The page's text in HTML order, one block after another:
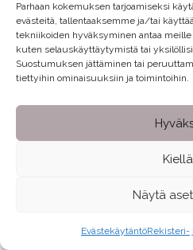
Parhaan kokemuksen tarjoamiseksi
evästeitä, tallentaaksemme ja/tai
tekniikoiden hyväksyminen antaa
kuten selauskäyttäytymistä tai
Suostumuksen jättäminen tai
tiettyihin ominaisuuksiin ja toimintoihin.
Kiellä
Näytä
EvästekäytäntöRekisteri-
factors for canine otitis
primary veterinary care
Canine Med Genet. 8(1):7.
021-00106-1.
#Agria vakuutusaineisto #
rodun